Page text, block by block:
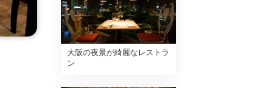
大阪の夜景が綺麗なレストラ
ン